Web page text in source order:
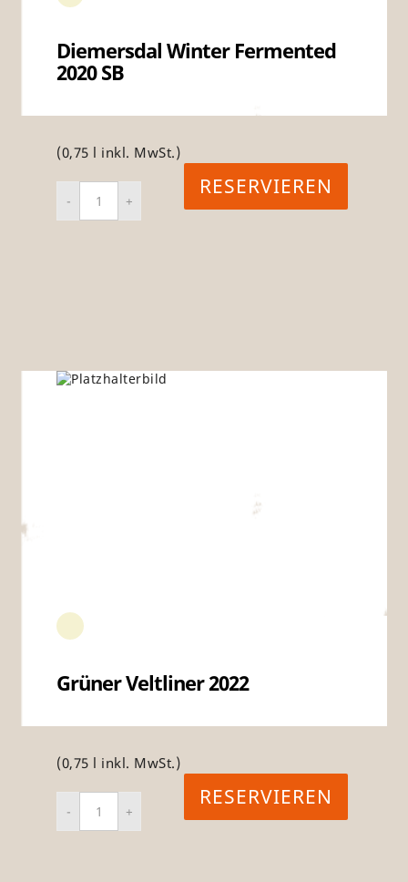
Diemersdal Winter Fermented
2020 SB
(0,75 l inkl. MwSt.)
RESERVIEREN
Grüner Veltliner 2022
(0,75 l inkl. MwSt.)
RESERVIEREN